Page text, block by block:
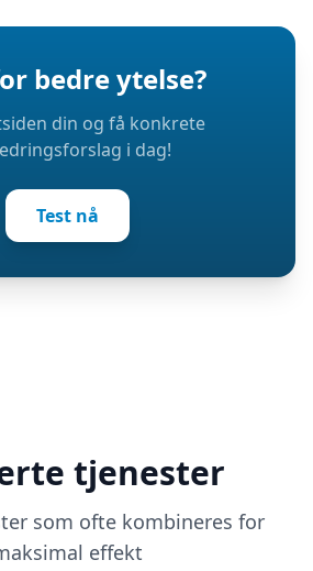
bedre ytelse?
din og få konkrete
i dag!
Test nå
tjenester
som ofte kombineres for
effekt